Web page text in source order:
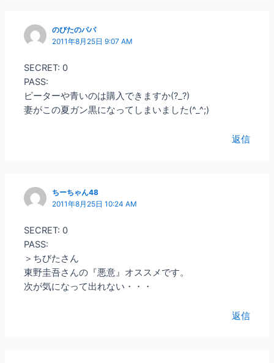
のびたのパパ
2011年8月25日 9:07 AM
SECRET: 0
PASS:
ピーターや青いのは購入できますか(?_?)
妻がこの夏ガン黒になってしまいました(^_^;)
返信
ちーちゃん48
2011年8月25日 10:24 AM
SECRET: 0
PASS:
＞ちびたさん
東野圭吾さんの『悪意』オススメです。
次が気になって出れない・・・
返信